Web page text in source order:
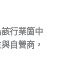
行業箇中
自營商，